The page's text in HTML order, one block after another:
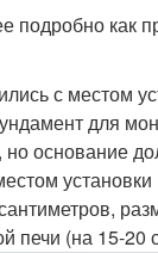
подробно как
с местом
для
но основание
печи (на 15-20